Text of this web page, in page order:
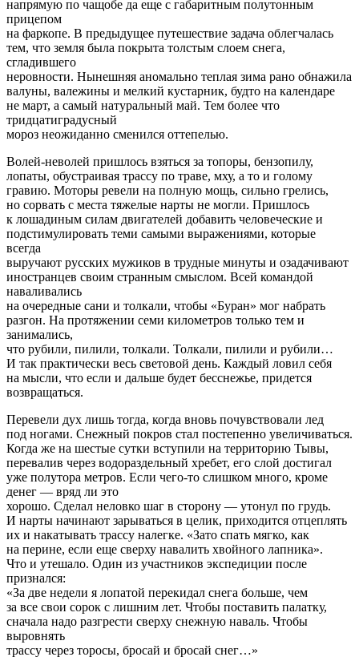
напрямую по чащобе да еще с габаритным полутонным
прицепом
на фаркопе. В предыдущее путешествие задача облегчалась
тем, что земля была покрыта толстым слоем снега,
сгладившего
неровности. Нынешняя аномально теплая зима рано обнажила
валуны, валежины и мелкий кустарник, будто на календаре
не март, а самый натуральный май. Тем более что
тридцатиградусный
мороз неожиданно сменился оттепелью.
Волей-неволей пришлось взяться за топоры, бензопилу,
лопаты, обустраивая трассу по траве, мху, а то и голому
гравию. Моторы ревели на полную мощь, сильно грелись,
но сорвать с места тяжелые нарты не могли. Пришлось
к лошадиным силам двигателей добавить человеческие и
подстимулировать теми самыми выражениями, которые
всегда
выручают русских мужиков в трудные минуты и озадачивают
иностранцев своим странным смыслом. Всей командой
наваливались
на очередные сани и толкали, чтобы «Буран» мог набрать
разгон. На протяжении семи километров только тем и
занимались,
что рубили, пилили, толкали. Толкали, пилили и рубили…
И так практически весь световой день. Каждый ловил себя
на мысли, что если и дальше будет бесснежье, придется
возвращаться.
Перевели дух лишь тогда, когда вновь почувствовали лед
под ногами. Снежный покров стал постепенно увеличиваться.
Когда же на шестые сутки вступили на территорию Тывы,
перевалив через водораздельный хребет, его слой достигал
уже полутора метров. Если чего-то слишком много, кроме
денег — вряд ли это
хорошо. Сделал неловко шаг в сторону — утонул по грудь.
И нарты начинают зарываться в целик, приходится отцеплять
их и накатывать трассу налегке. «Зато спать мягко, как
на перине, если еще сверху навалить хвойного лапника».
Что и утешало. Один из участников экспедиции после
признался:
«За две недели я лопатой перекидал снега больше, чем
за все свои сорок с лишним лет. Чтобы поставить палатку,
сначала надо разгрести сверху снежную наваль. Чтобы
выровнять
трассу через торосы, бросай и бросай снег…»